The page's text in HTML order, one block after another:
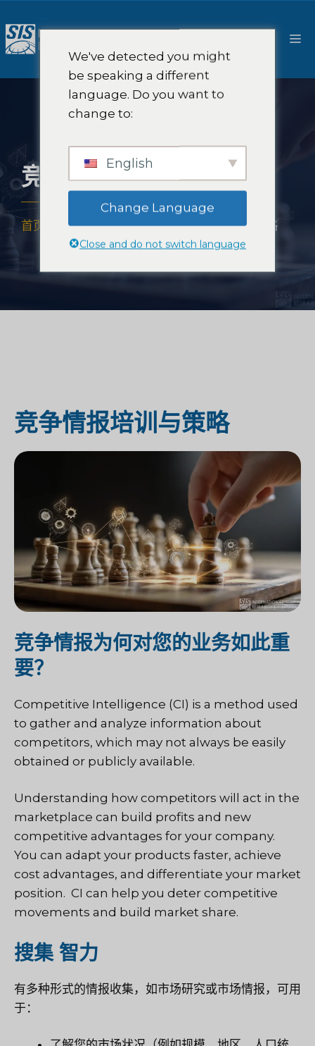
至
内
菜
竞争情报培训与策略
首页 解决方案-战略咨询-竞争情报培训与策略
竞争情报培训与策略
竞争情报为何对您的业务如此重
要？
Competitive Intelligence (CI) is a method used
to gather and analyze information about
competitors, which may not always be easily
obtained or publicly available.
Understanding how competitors will act in the
marketplace can build profits and new
competitive advantages for your company.
You can adapt your products faster, achieve
cost advantages, and differentiate your market
position. CI can help you deter competitive
movements and build market share.
搜集 智力
有多种形式的情报收集，如市场研究或市场情报，可用
于：
We've detected you might
be speaking a different
language. Do you want to
change to:
English
Change Language
Close and do not switch language